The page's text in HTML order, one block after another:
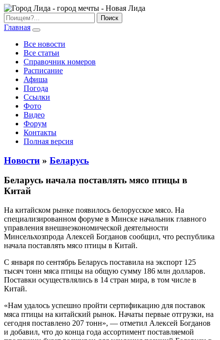
Главная
Все новости
Все статьи
Справочник номеров
Расписание
Афиша
Погода
Ссылки
Фото
Видео
Форум
Контакты
Полная версия
Новости » Беларусь
Беларусь начала поставлять мясо птицы в
Китай
На китайском рынке появилось белорусское мясо. На
специализированном форуме в Минске начальник главного
управления внешнеэкономической деятельности
Минсельхозпрода Алексей Богданов сообщил, что республика
начала поставлять мясо птицы в Китай.
С января по сентябрь Беларусь поставила на экспорт 125
тысяч тонн мяса птицы на общую сумму 186 млн долларов.
Поставки осуществлялись в 14 стран мира, в том числе в
Китай.
«Нам удалось успешно пройти сертификацию для поставок
мяса птицы на китайский рынок. Начаты первые отгрузки, на
сегодня поставлено 207 тонн», — отметил Алексей Богданов
и добавил, что до конца года ассортимент поставляемой